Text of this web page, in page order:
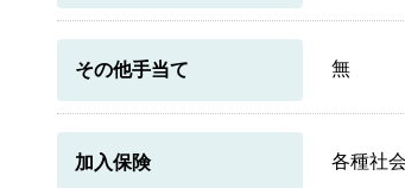
その他手当て 無
加入保険 各種社